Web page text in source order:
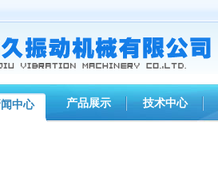
中心 产品展示 技术中心